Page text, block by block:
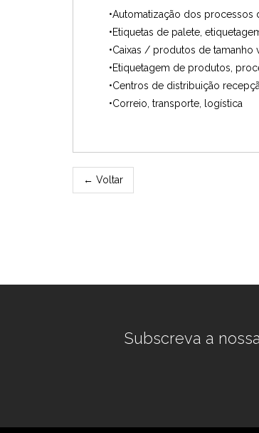
•Automatização dos processos
•Etiquetas de palete,
•Caixas / produtos de tamanho
•Etiquetagem de produtos,
•Centros de distribuição
•Correio, transporte, logística
← Voltar
Subscreva a